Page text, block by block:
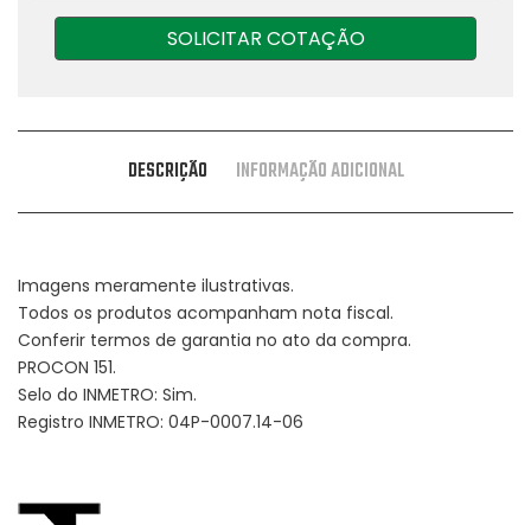
SOLICITAR COTAÇÃO
DESCRIÇÃO INFORMAÇÃO ADICIONAL
Imagens meramente ilustrativas.
Todos os produtos acompanham nota fiscal.
Conferir termos de garantia no ato da compra.
PROCON 151.
Selo do INMETRO: Sim.
Registro INMETRO: 04P-0007.14-06